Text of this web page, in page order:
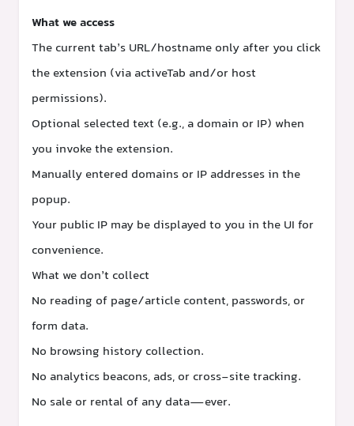
What we access
The current tab’s URL/hostname only after you click
the extension (via activeTab and/or host
permissions).
Optional selected text (e.g., a domain or IP) when
you invoke the extension.
Manually entered domains or IP addresses in the
popup.
Your public IP may be displayed to you in the UI for
convenience.
What we don’t collect
No reading of page/article content, passwords, or
form data.
No browsing history collection.
No analytics beacons, ads, or cross-site tracking.
No sale or rental of any data—ever.